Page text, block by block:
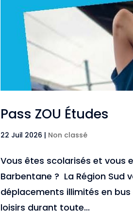
Pass ZOU Études
22 Juil 2026 | Non classé
Vous êtes scolarisés et vous
Barbentane ? La Région Sud
déplacements illimités en
loisirs durant toute...